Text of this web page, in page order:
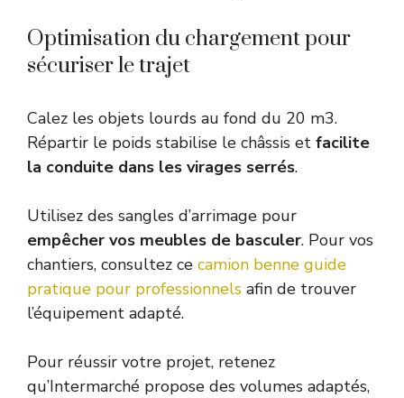
Optimisation du chargement pour
sécuriser le trajet
Calez les objets lourds au fond du 20 m3.
Répartir le poids stabilise le châssis et facilite
la conduite dans les virages serrés.
Utilisez des sangles d’arrimage pour
empêcher vos meubles de basculer. Pour vos
chantiers, consultez ce camion benne guide
pratique pour professionnels afin de trouver
l’équipement adapté.
Pour réussir votre projet, retenez
qu’Intermarché propose des volumes adaptés,